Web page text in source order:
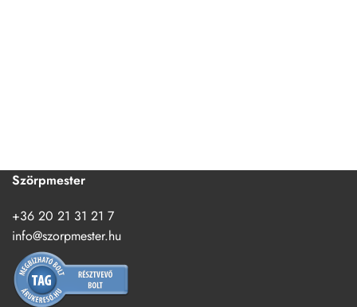
Szörpmester
+36 20 21 31 21 7
info@szorpmester.hu